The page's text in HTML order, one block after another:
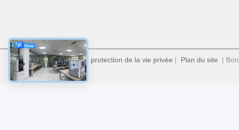
Politique en matière de protection de la vie privée | Plan du site |